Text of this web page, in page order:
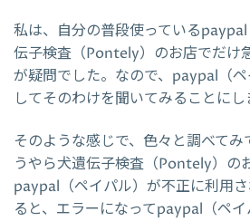
私は、自分の普段使っている
伝子検査（Pontely）のお店でだけ
が疑問でした。なので、paypal（
してそのわけを聞いてみることにし
そのような感じで、色々と調べて
うやら犬遺伝子検査（Pontely）の
paypal（ペイパル）が不正に利用
ると、エラーになってpaypal（ペ